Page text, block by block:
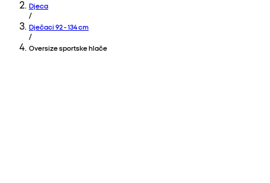
Djeca
/
Dječaci 92 - 134 cm
/
Oversize sportske hlače